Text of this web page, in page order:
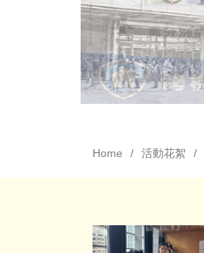
Home 活動花絮